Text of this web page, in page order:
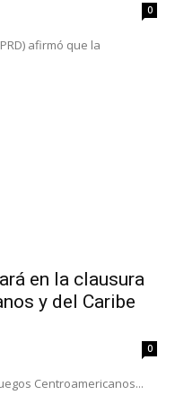
0
afirmó que la
en la clausura
y del Caribe
0
Centroamericanos...